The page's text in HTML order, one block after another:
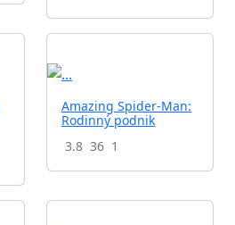
Amazing Spider-Man:
Rodinný podnik
3.8 36 1